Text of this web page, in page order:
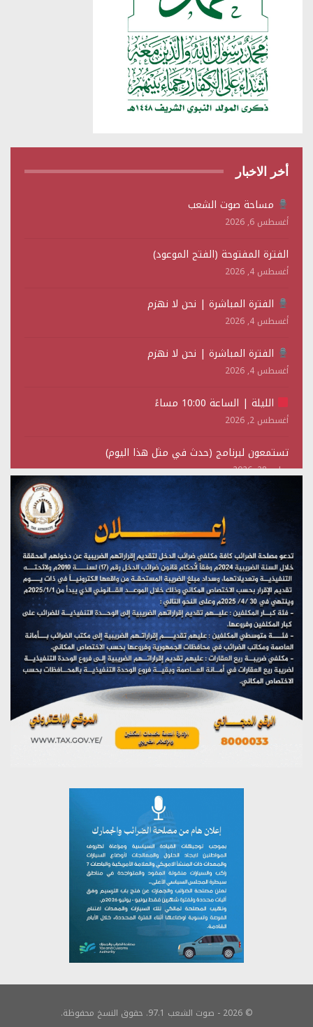
أخر الاخبار
مساحة صوت الشعب
أغسطس 6, 2026
الفترة المفتوحة (الفتح الموعود)
أغسطس 4, 2026
الفترة المباشرة | نحن لا نهزم
أغسطس 4, 2026
الفترة المباشرة | نحن لا نهزم
أغسطس 4, 2026
الليلة | الساعة 10:00 مساءً
أغسطس 2, 2026
تستمعون لبرنامج (حدث في مثل هذا اليوم)
يوليو 28, 2026
(نحن لا نهزم) بث مباشر
تستمعون لبرنامج (هندسة الوهم)
يوليو 28, 2026
مؤتمر صحفي لمركز عين الإنسانية حول جرائم تحالف العدوان
على اليمن
يوليو 27, 2026
تستمعون لبرنامج (مع السيد القائد)
يوليو 26, 2026
© 2026 - صوت الشعب 97.1. حقوق النسخ محفوظة.